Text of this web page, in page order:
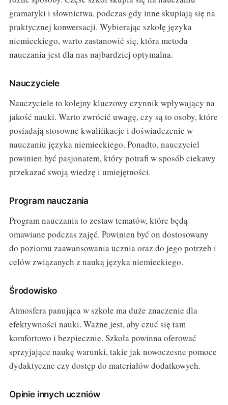
gramatyki i słownictwa, podczas gdy inne skupiają się na
praktycznej konwersacji. Wybierając szkołę języka
niemieckiego, warto zastanowić się, która metoda
nauczania jest dla nas najbardziej optymalna.
Nauczyciele
Nauczyciele to kolejny kluczowy czynnik wpływający na
jakość nauki. Warto zwrócić uwagę, czy są to osoby, które
posiadają stosowne kwalifikacje i doświadczenie w
nauczaniu języka niemieckiego. Ponadto, nauczyciel
powinien być pasjonatem, który potrafi w sposób ciekawy
przekazać swoją wiedzę i umiejętności.
Program nauczania
Program nauczania to zestaw tematów, które będą
omawiane podczas zajęć. Powinien być on dostosowany
do poziomu zaawansowania ucznia oraz do jego potrzeb i
celów związanych z nauką języka niemieckiego.
Środowisko
Atmosfera panująca w szkole ma duże znaczenie dla
efektywności nauki. Ważne jest, aby czuć się tam
komfortowo i bezpiecznie. Szkoła powinna oferować
sprzyjające naukę warunki, takie jak nowoczesne pomoce
dydaktyczne czy dostęp do materiałów dodatkowych.
Opinie innych uczniów